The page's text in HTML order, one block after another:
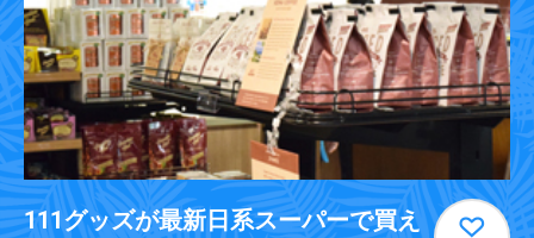
111グッズが最新日系スーパーで買え